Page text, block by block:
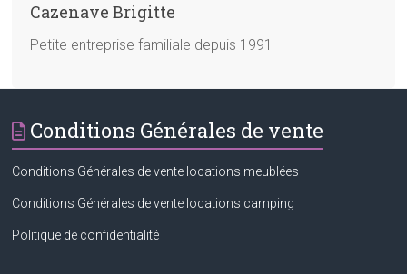
Cazenave Brigitte
Petite entreprise familiale depuis 1991
Conditions Générales de vente
Conditions Générales de vente locations meublées
Conditions Générales de vente locations camping
Politique de confidentialité